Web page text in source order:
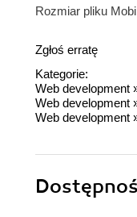
Rozmiar pliku
Zgłoś erratę
Kategorie:
Web development
Web development
Web development